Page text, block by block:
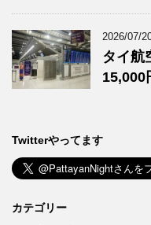
2026/07/
タイ航
15,000
Twitterやってます
カテゴリー